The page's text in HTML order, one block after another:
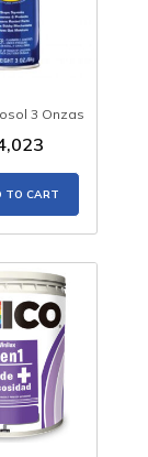
3 Onzas
TO CART